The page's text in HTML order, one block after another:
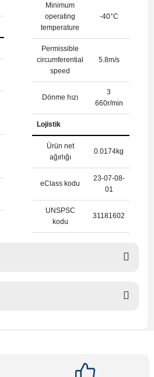
Minimum
operating
temperature
-40°C
Permissible
circumferential
speed
5.8m/s
Dönme hızı
3
660r/min
Lojistik
Ürün net
ağırlığı
0.0174kg
eClass kodu
23-07-08-
01
UNSPSC
kodu
31181602
ederiz.